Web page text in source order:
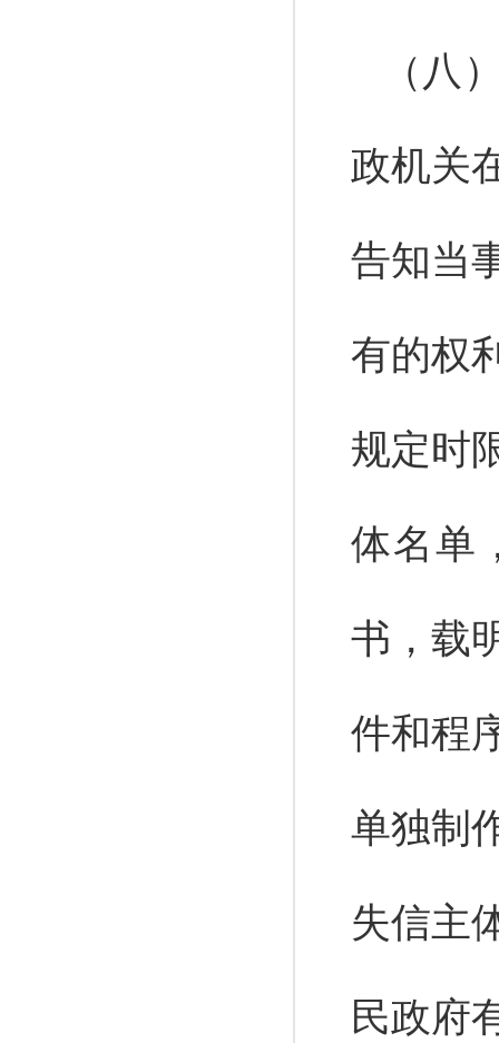
（八
政机关
告知当
有的权
规定时
体名单
书，载
件和程
单独制
失信主
民政府